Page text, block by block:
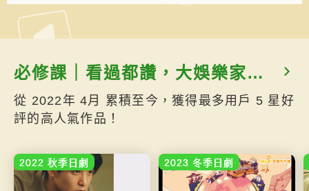
必修課｜看過都讚，大娛樂家必
看
從 2022年 4月 累積至今，獲得最多用戶 5 星好
評的高人氣作品！
2022 秋季日劇 2023 冬季日劇